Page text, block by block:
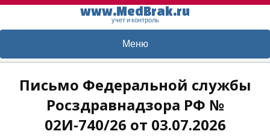
www.MedBrak.ru
учет и контроль
Меню
Письмо Федеральной службы
Росздравнадзора РФ №
02И-740/26 от 03.07.2026